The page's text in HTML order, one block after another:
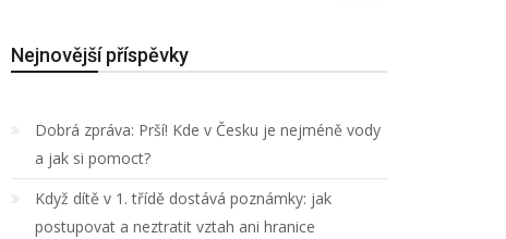
Nejnovější příspěvky
Dobrá zpráva: Prší! Kde v Česku je nejméně vody
a jak si pomoct?
Když dítě v 1. třídě dostává poznámky: jak
postupovat a neztratit vztah ani hranice